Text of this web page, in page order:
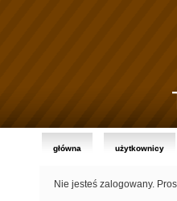
główna użytkownicy
Nie jesteś zalogowany.